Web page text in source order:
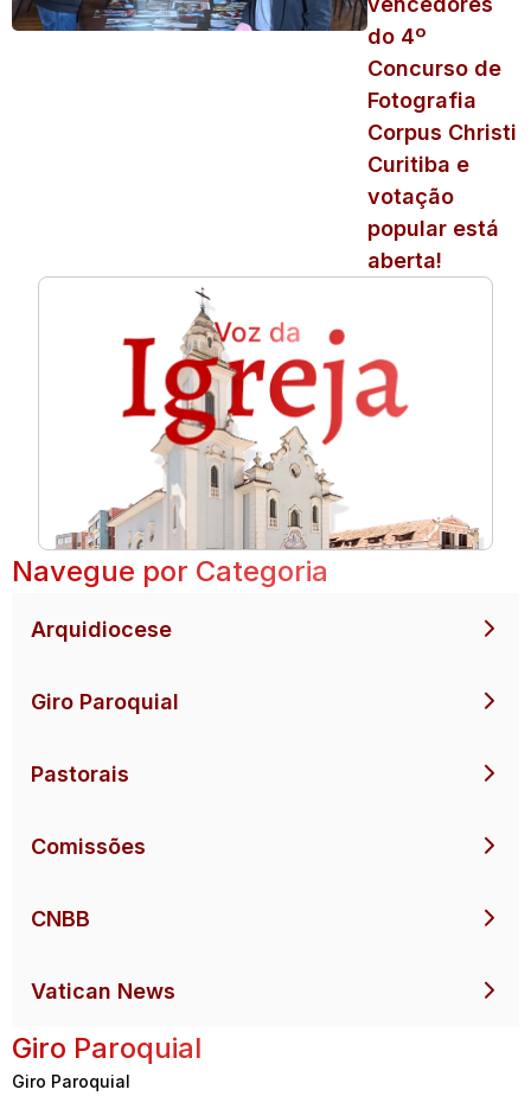
do 4º
Concurso de
Fotografia
Corpus Christi
Curitiba e
votação
popular está
aberta!
Navegue por Categoria
Arquidiocese
Giro Paroquial
Pastorais
Comissões
CNBB
Vatican News
Giro Paroquial
Giro Paroquial